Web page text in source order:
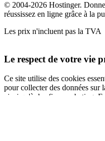
© 2004-2026 Hostinger.
réussissez en ligne grâce à la
Les prix n'incluent pas la TVA
Le respect de votre vie
Ce site utilise des cookies
pour collecter des données sur
ainsi qu'à des fins marketing.